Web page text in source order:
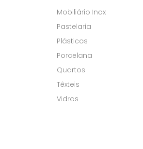
Mobiliário Inox
Pastelaria
Plásticos
Porcelana
Quartos
Têxteis
Vidros